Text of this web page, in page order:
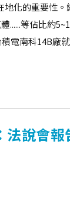
地化的重要性
......等佔比約
電南科14B廠
說會報